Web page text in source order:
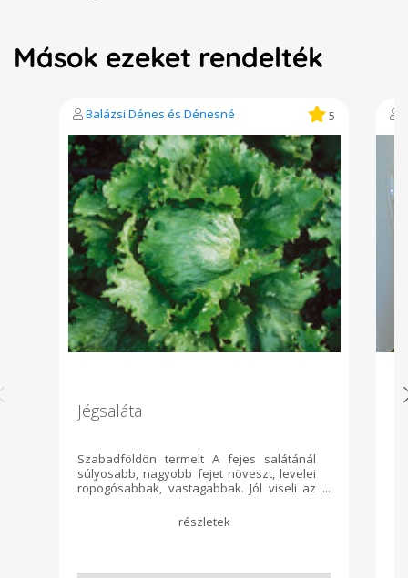
Mások ezeket rendelték
Balázsi Dénes és Dénesné 5
Jégsaláta
Szabadföldön termelt A fejes salátánál
súlyosabb, nagyobb fejet növeszt, levelei
ropogósabbak, vastagabbak. Jól viseli az